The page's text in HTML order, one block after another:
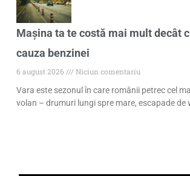
Mașina ta te costă mai mult decât
cauza benzinei
6 august 2026
Niciun comentariu
Vara este sezonul în care românii petrec cel
volan – drumuri lungi spre mare, escapade de